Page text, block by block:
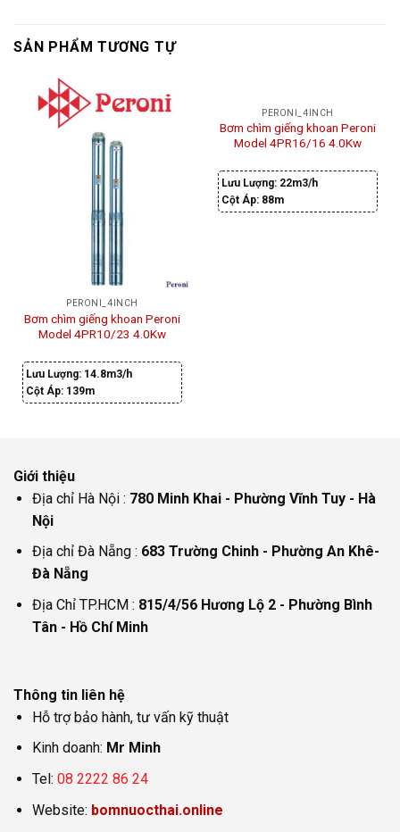
SẢN PHẨM TƯƠNG TỰ
PERONI_4INCH
Bơm chìm giếng khoan Peroni
Model 4PR10/23 4.0Kw
Lưu Lượng: 14.8m3/h
Cột Áp: 139m
PERONI_4INCH
Bơm chìm giếng khoan Peroni
Model 4PR16/16 4.0Kw
Lưu Lượng: 22m3/h
Cột Áp: 88m
Giới thiệu
Địa chỉ Hà Nội : 780 Minh Khai - Phường Vĩnh Tuy - Hà
Nội
Địa chỉ Đà Nẵng : 683 Trường Chinh - Phường An Khê-
Đà Nẵng
Địa Chỉ TP.HCM : 815/4/56 Hương Lộ 2 - Phường Bình
Tân - Hồ Chí Minh
Thông tin liên hệ
Hỗ trợ bảo hành, tư vấn kỹ thuật
Kinh doanh: Mr Minh
Tel: 08 2222 86 24
Website: bomnuocthai.online